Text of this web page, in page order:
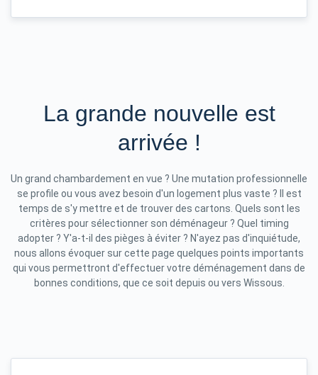
La grande nouvelle est
arrivée !
Un grand chambardement en vue ? Une mutation professionnelle
se profile ou vous avez besoin d'un logement plus vaste ? Il est
temps de s'y mettre et de trouver des cartons. Quels sont les
critères pour sélectionner son déménageur ? Quel timing
adopter ? Y'a-t-il des pièges à éviter ? N'ayez pas d'inquiétude,
nous allons évoquer sur cette page quelques points importants
qui vous permettront d'effectuer votre déménagement dans de
bonnes conditions, que ce soit depuis ou vers Wissous.